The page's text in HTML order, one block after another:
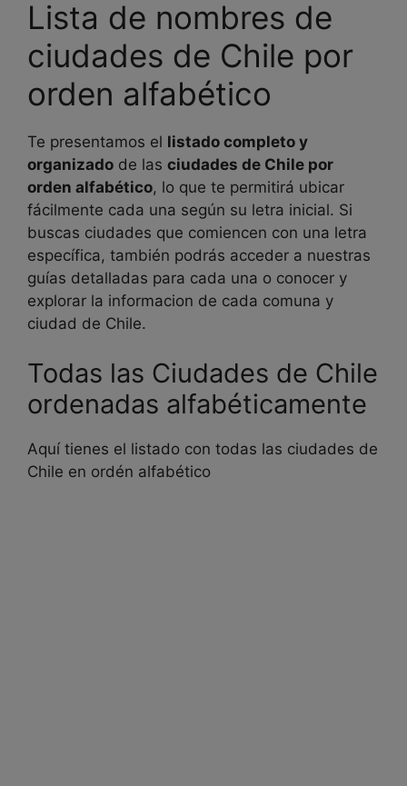
Lista de nombres de
ciudades de Chile por
orden alfabético
Te presentamos el listado completo y
organizado de las ciudades de Chile por
orden alfabético, lo que te permitirá ubicar
fácilmente cada una según su letra inicial. Si
buscas ciudades que comiencen con una letra
específica, también podrás acceder a nuestras
guías detalladas para cada una o conocer y
explorar la informacion de cada comuna y
ciudad de Chile.
Todas las Ciudades de Chile
ordenadas alfabéticamente
Aquí tienes el listado con todas las ciudades de
Chile en ordén alfabético